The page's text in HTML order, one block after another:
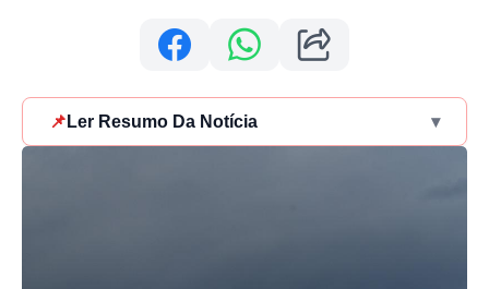
📌 Ler Resumo Da Notícia ▾